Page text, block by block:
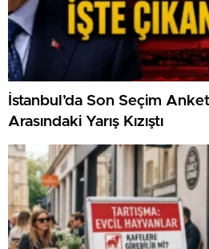
İstanbul’da Son Seçim
Arasındaki Yarış Kızıştı